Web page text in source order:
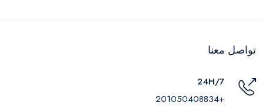
تواصل معنا
24H/7
+201050408834